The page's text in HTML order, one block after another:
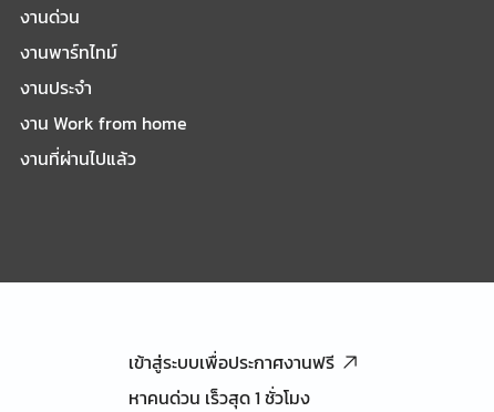
งานด่วน
งานพาร์ทไทม์
งานประจำ
งาน Work from home
งานที่ผ่านไปแล้ว
เข้าสู่ระบบเพื่อประกาศงานฟรี
หาคนด่วน เร็วสุด 1 ชั่วโมง